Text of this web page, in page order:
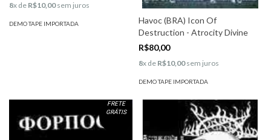
8x de R$10,00sem juros
DEMO TAPE IMPORTADA
Havoc (BRA) Icon Of
Destruction - Atrocity Divine
R$80,00
8x de R$10,00sem juros
DEMO TAPE IMPORTADA
FRETE
GRÁTIS